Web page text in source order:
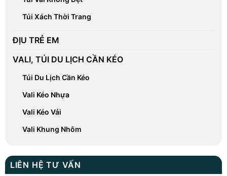
Túi Xách Thời Trang
ĐỊU TRẺ EM
VALI, TÚI DU LỊCH CẦN KÉO
Túi Du Lịch Cần Kéo
Vali Kéo Nhựa
Vali Kéo Vải
Vali Khung Nhôm
LIÊN HỆ TƯ VẤN